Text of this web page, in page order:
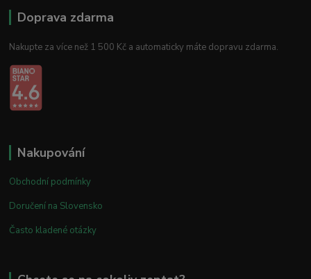
Doprava zdarma
Nakupte za více než 1 500 Kč a automaticky máte dopravu zdarma.
Nakupování
Obchodní podmínky
Doručení na Slovensko
Často kladené otázky